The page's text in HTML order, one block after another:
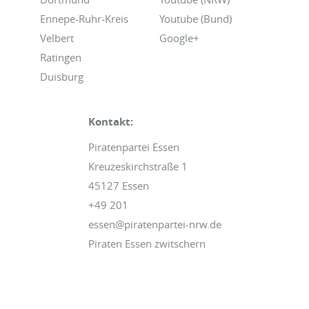
Ennepe-Ruhr-Kreis
Velbert
Ratingen
Duisburg
Youtube (Bund)
Google+
Kontakt:
Piratenpartei Essen
Kreuzeskirchstraße 1
45127 Essen
+49 201
essen@piratenpartei-nrw.de
Piraten Essen zwitschern